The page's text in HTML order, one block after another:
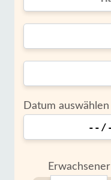
Datum auswählen
Erwachsener